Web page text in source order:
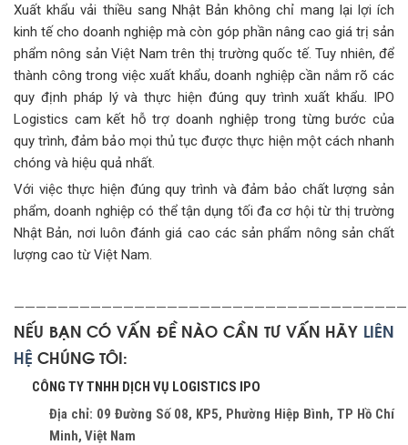
Xuất khẩu vải thiều sang Nhật Bản không chỉ mang lại lợi ích
kinh tế cho doanh nghiệp mà còn góp phần nâng cao giá trị sản
phẩm nông sản Việt Nam trên thị trường quốc tế. Tuy nhiên, để
thành công trong việc xuất khẩu, doanh nghiệp cần nắm rõ các
quy định pháp lý và thực hiện đúng quy trình xuất khẩu. IPO
Logistics cam kết hỗ trợ doanh nghiệp trong từng bước của
quy trình, đảm bảo mọi thủ tục được thực hiện một cách nhanh
chóng và hiệu quả nhất.
Với việc thực hiện đúng quy trình và đảm bảo chất lượng sản
phẩm, doanh nghiệp có thể tận dụng tối đa cơ hội từ thị trường
Nhật Bản, nơi luôn đánh giá cao các sản phẩm nông sản chất
lượng cao từ Việt Nam.
NẾU BẠN CÓ VẤN ĐỀ NÀO CẦN TƯ VẤN HÃY LIÊN
HỆ CHÚNG TÔI:
CÔNG TY TNHH DỊCH VỤ LOGISTICS IPO
Địa chỉ: 09 Đường Số 08, KP5, Phường Hiệp Bình, TP Hồ Chí
Minh, Việt Nam